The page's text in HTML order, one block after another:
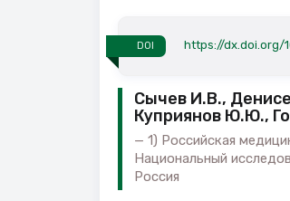
DOI https://dx.doi.org/
Сычев И.В.,
Куприянов Ю.Ю.,
1) Российская
Национальный
Россия